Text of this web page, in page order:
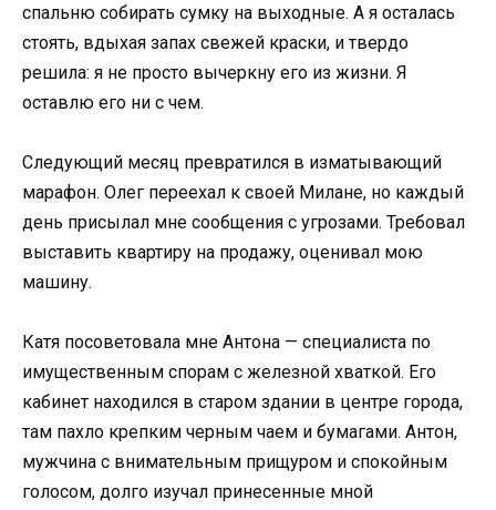
спальню собирать сумку на выходные. А я осталась
стоять, вдыхая запах свежей краски, и твердо
решила: я не просто вычеркну его из жизни. Я
оставлю его ни с чем.
Следующий месяц превратился в изматывающий
марафон. Олег переехал к своей Милане, но каждый
день присылал мне сообщения с угрозами. Требовал
выставить квартиру на продажу, оценивал мою
машину.
Катя посоветовала мне Антона — специалиста по
имущественным спорам с железной хваткой. Его
кабинет находился в старом здании в центре города,
там пахло крепким черным чаем и бумагами. Антон,
мужчина с внимательным прищуром и спокойным
голосом, долго изучал принесенные мной